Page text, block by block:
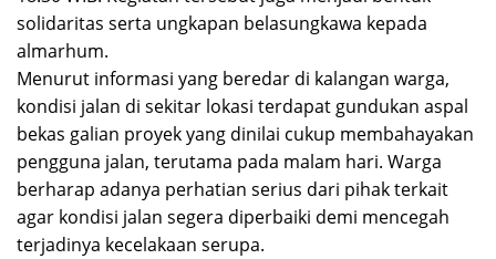
solidaritas serta ungkapan belasungkawa kepada
almarhum.
Menurut informasi yang beredar di kalangan warga,
kondisi jalan di sekitar lokasi terdapat gundukan aspal
bekas galian proyek yang dinilai cukup membahayakan
pengguna jalan, terutama pada malam hari. Warga
berharap adanya perhatian serius dari pihak terkait
agar kondisi jalan segera diperbaiki demi mencegah
terjadinya kecelakaan serupa.